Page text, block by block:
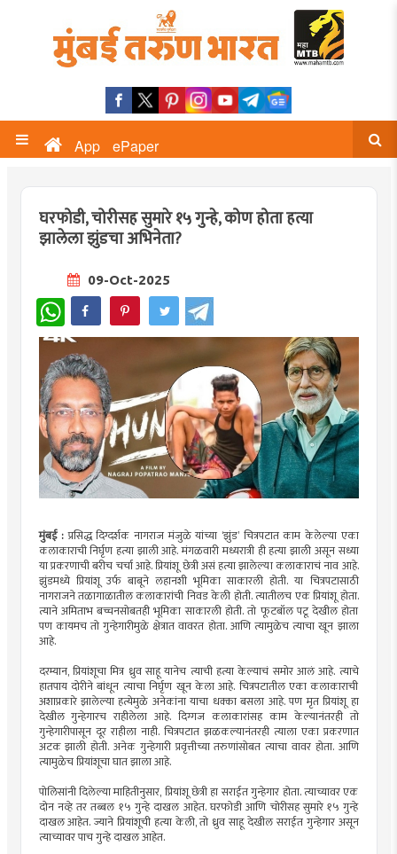
App ePaper
घरफोडी, चोरीसह सुमारे १५ गुन्हे, कोण होता हत्या
झालेला झुंडचा अभिनेता?
09-Oct-2025
WhatsApp
मुंबई :प्रसिद्ध दिग्दर्शक नागराज मंजुळे यांच्या ‘झुंड’ चित्रपटात काम केलेल्या एका
कलाकाराची निर्घृण हत्या झाली आहे. मंगळवारी मध्यरात्री ही हत्या झाली असून सध्या
या प्रकरणाची बरीच चर्चा आहे. प्रियांशू छेत्री असं हत्या झालेल्या कलाकाराचं नाव आहे.
झुंडमध्ये प्रियांशू उर्फ बाबूने लहानशी भूमिका साकारली होती. या चित्रपटासाठी
नागराजने तळागाळातील कलाकारांची निवड केली होती. त्यातीलच एक प्रियांशू होता.
त्याने अमिताभ बच्चनसोबतही भूमिका साकारली होती. तो फूटबॉल पटू देखील होता
पण कायमच तो गुन्हेगारीमुळे क्षेत्रात वावरत होता. आणि त्यामुळेच त्याचा खून झाला
आहे.
दरम्यान, प्रियांशूचा मित्र ध्रुव साहू यानेच त्याची हत्या केल्याचं समोर आलं आहे. त्याचे
हातपाय दोरीने बांधून त्याचा निर्घृण खून केला आहे. चित्रपटातील एका कलाकाराची
अशाप्रकारे झालेल्या हत्येमुळे अनेकांना याचा धक्का बसला आहे. पण मृत प्रियांशू हा
देखील गुन्हेगारच राहीलेला आहे. दिग्गज कलाकारांसह काम केल्यानंतरही तो
गुन्हेगारीपासून दूर राहीला नाही. चित्रपटात झळकल्यानंतरही त्याला एका प्रकरणात
अटक झाली होती. अनेक गुन्हेगारी प्रवृत्तीच्या तरुणांसोबत त्याचा वावर होता. आणि
त्यामुळेच प्रियांशूचा घात झाला आहे.
पोलिसांनी दिलेल्या माहितीनुसार, प्रियांशू छेत्री हा सराईत गुन्हेगार होता. त्याच्यावर एक
दोन नव्हे तर तब्बल १५ गुन्हे दाखल आहेत. घरफोडी आणि चोरीसह सुमारे १५ गुन्हे
दाखल आहेत. ज्याने प्रियांशूची हत्या केली, तो ध्रुव साहू देखील सराईत गुन्हेगार असून
त्याच्यावर पाच गुन्हे दाखल आहेत.